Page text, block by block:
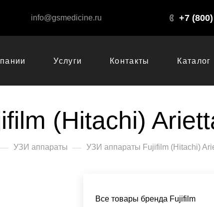
info@gsmedicine.ru +7
Услуги Контакты Каталог
(Hitachi)
— УЗИ аппараты — УЗИ аппараты Fujifilm (Hitachi)
Все товары бренда Fujifilm